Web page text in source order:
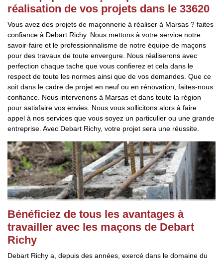
réalisation de vos projets dans le 33620
Vous avez des projets de maçonnerie à réaliser à Marsas ? faites
confiance à Debart Richy. Nous mettons à votre service notre
savoir-faire et le professionnalisme de notre équipe de maçons
pour des travaux de toute envergure. Nous réaliserons avec
perfection chaque tache que vous confierez et cela dans le
respect de toute les normes ainsi que de vos demandes. Que ce
soit dans le cadre de projet en neuf ou en rénovation, faites-nous
confiance. Nous intervenons à Marsas et dans toute la région
pour satisfaire vos envies. Nous vous sollicitons alors à faire
appel à nos services que vous soyez un particulier ou une grande
entreprise. Avec Debart Richy, votre projet sera une réussite.
Bénéficiez de tous les avantages à
travailler avec les maçons de Debart
Richy
Debart Richy a, depuis des années, exercé dans le domaine du